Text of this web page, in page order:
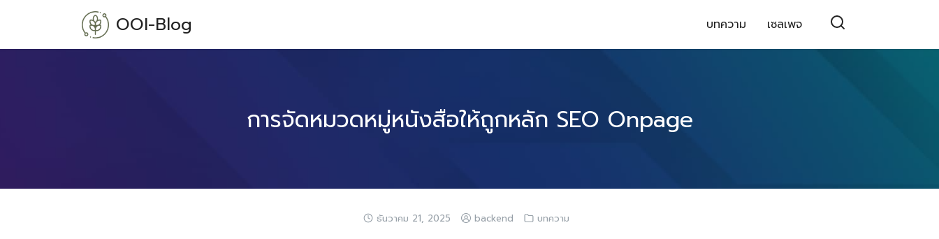
content
OOI-Blog บทความ เซลเพจ
การจัดหมวดหมู่หนังสือให้ถูกหลัก SEO Onpage
ธันวาคม 21, 2025 backend บทความ